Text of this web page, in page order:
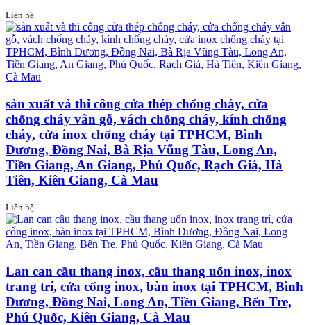
Liên hệ
sản xuất và thi công cửa thép chống cháy, cửa
chống cháy vân gỗ, vách chống cháy, kính chống
cháy, cửa inox chống cháy tại TPHCM, Bình
Dương, Đồng Nai, Bà Rịa Vũng Tàu, Long An,
Tiền Giang, An Giang, Phú Quốc, Rạch Giá, Hà
Tiên, Kiên Giang, Cà Mau
Liên hệ
Lan can cầu thang inox, cầu thang uốn inox, inox
trang trí, cửa cổng inox, bàn inox tại TPHCM, Bình
Dương, Đồng Nai, Long An, Tiền Giang, Bến Tre,
Phú Quốc, Kiên Giang, Cà Mau